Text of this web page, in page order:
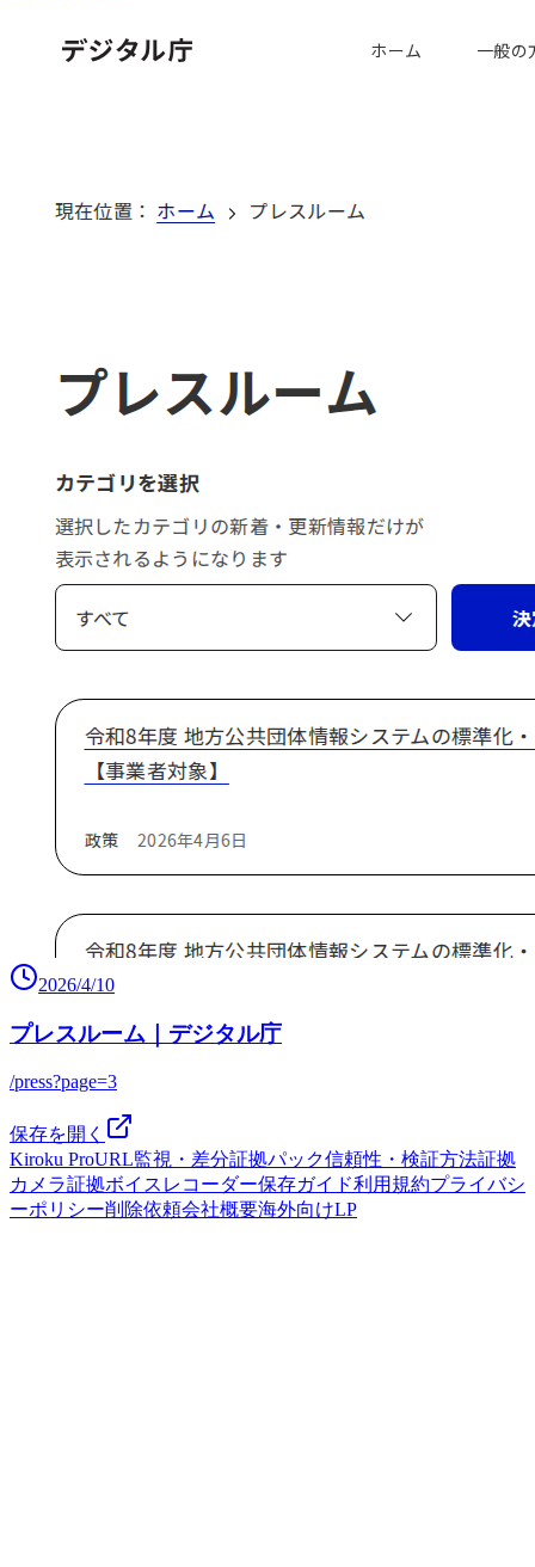
2026/4/10
プレスルーム｜デジタル庁
/press?page=3
保存を開く
Kiroku ProURL監視・差分証拠パック信頼性・検証方法証拠
カメラ証拠ボイスレコーダー保存ガイド利用規約プライバシ
ーポリシー削除依頼会社概要海外向けLP